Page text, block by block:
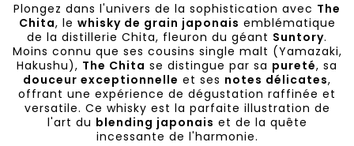
Plongez dans l'univers de la sophistication avec The
Chita, le whisky de grain japonais emblématique
de la distillerie Chita, fleuron du géant Suntory.
Moins connu que ses cousins single malt (Yamazaki,
Hakushu), The Chita se distingue par sa pureté, sa
douceur exceptionnelle et ses notes délicates,
offrant une expérience de dégustation raffinée et
versatile. Ce whisky est la parfaite illustration de
l'art du blending japonais et de la quête
incessante de l'harmonie.